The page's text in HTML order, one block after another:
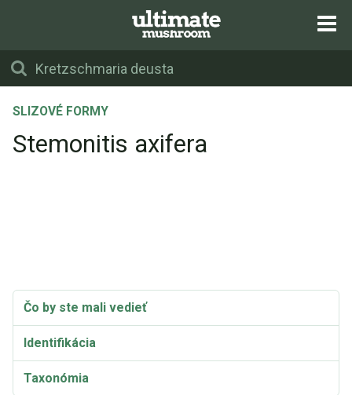
SLIZOVÉ FORMY
Stemonitis axifera
Čo by ste mali vedieť
Identifikácia
Taxonómia